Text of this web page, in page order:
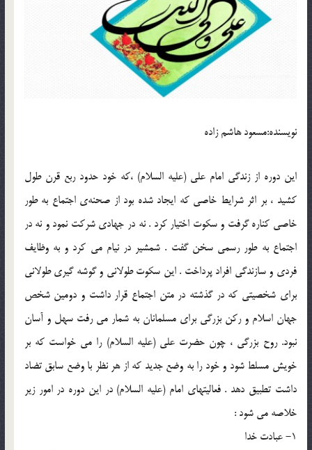
نويسنده:مسعود هاشم زاده
اين دوره از زندگي امام علي (علیه السلام) ،كه خود حدود ربع قرن طول
كشيد ، بر اثر شرايط خاصي كه ايجاد شده بود از صحنه‌ي اجتماع به طور
خاصي كناره گرفت و سكوت اختيار كرد . نه در جهادي شركت نمود و نه در
اجتماع به طور رسمي سخن گفت . شمشير در نيام مي كرد و به وظايف
فردي و سازندگي افراد پرداخت . اين سكوت طولاني و گوشه گيري طولاني
براي شخصيتي كه در گذشته در متن اجتماع قرار داشت و دومين شخص
جهان اسلام و ركن بزرگي براي مسلمانان به شمار مي رفت سهل و آسان
نبود. روح بزرگي ، چون حضرت علي (علیه السلام) را مي خواست كه بر
خويش مسلط شود و خود را به وضع جديد كه از هر نظر با وضع سابق تضاد
داشت تطبيق دهد . فعاليتهاي امام (علیه السلام) در اين دوره در امور زير
خلاصه مي شود :
1- عبادت خدا